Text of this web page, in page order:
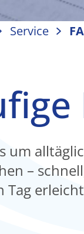
Service
um
–
Tag